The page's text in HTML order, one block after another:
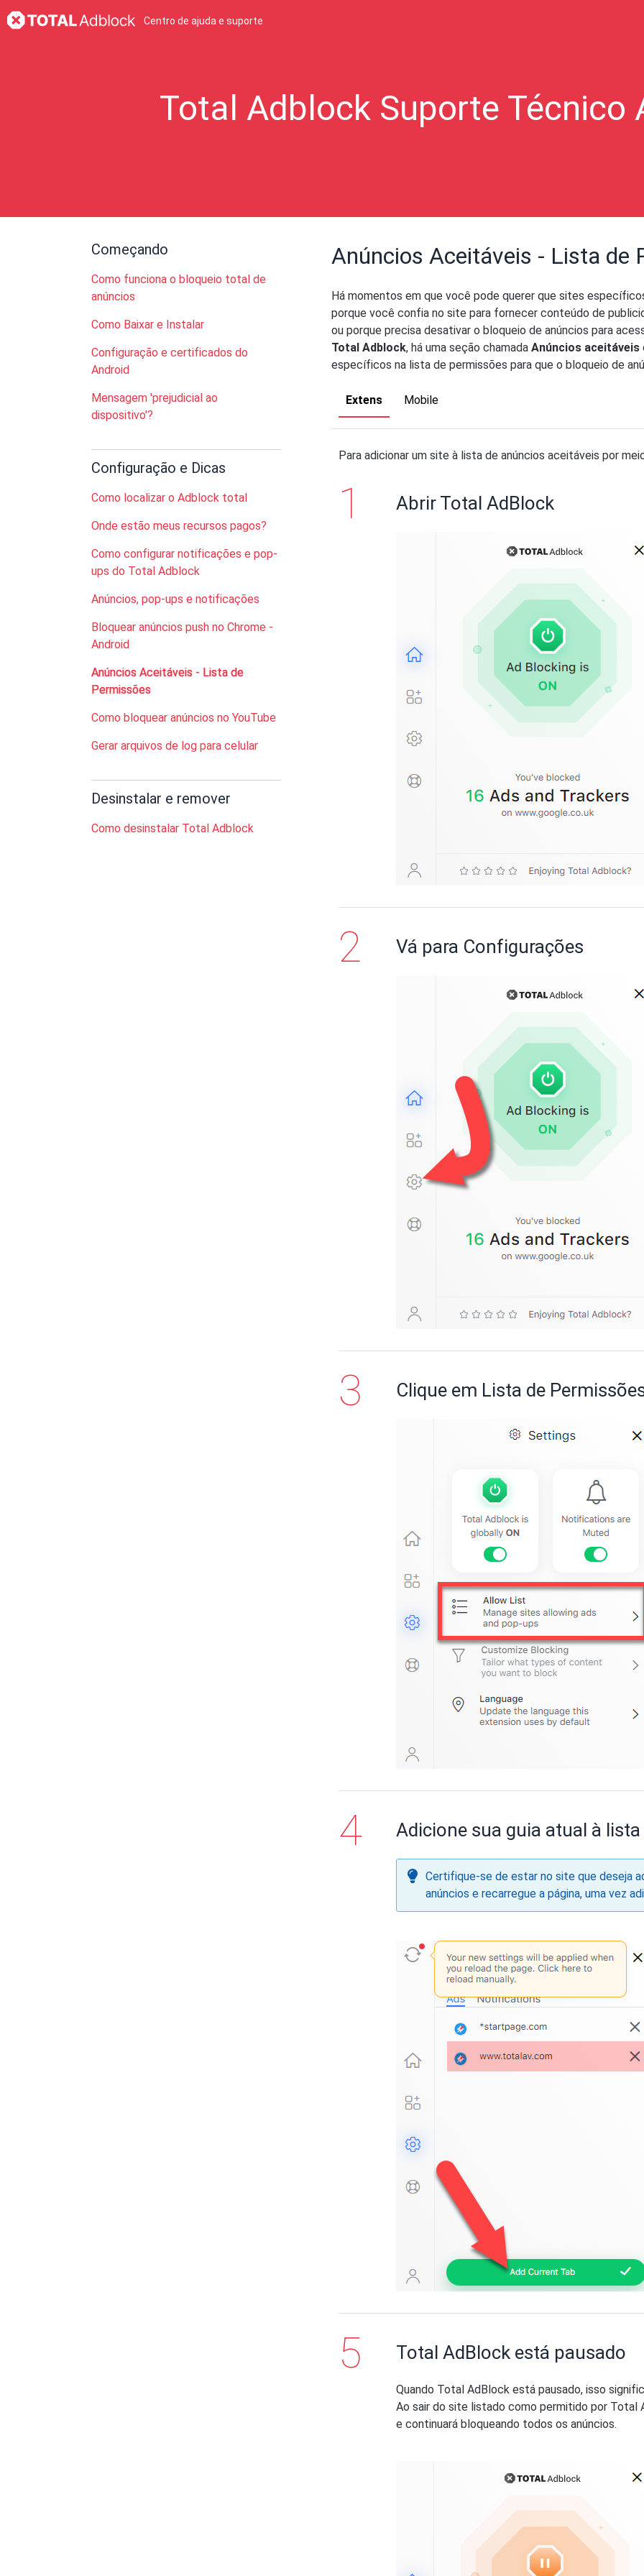
Centro de ajuda e suporte
Total Adblock Suporte Técnico
Começando
Como funciona o bloqueio total de
anúncios
Como Baixar e Instalar
Configuração e certificados do
Android
Mensagem 'prejudicial ao
dispositivo'?
Configuração e Dicas
Como localizar o Adblock total
Onde estão meus recursos pagos?
Como configurar notificações e pop-
ups do Total Adblock
Anúncios, pop-ups e notificações
Bloquear anúncios push no Chrome -
Android
Anúncios Aceitáveis - Lista de
Permissões
Como bloquear anúncios no YouTube
Gerar arquivos de log para celular
Desinstalar e remover
Como desinstalar Total Adblock
Anúncios Aceitáveis - Lista de
Há momentos em que você pode querer que sites
porque você confia no site para fornecer conteúdo de
ou porque precisa desativar o bloqueio de anúncios para
Total Adblock, há uma seção chamadaAnúncios aceitáveis
específicos na lista de permissões para que o bloqueio de
Extens Mobile
Para adicionar um site à lista de anúncios aceitáveis por
Abrir Total AdBlock
Vá para Configurações
Clique em Lista de
Adicione sua guia atual à
Certifique-se de estar no site que deseja
anúncios e recarregue a página, uma vez
Total AdBlock está pausado
Quando Total AdBlock está pausado, isso
Ao sair do site listado como permitido por Total
e continuará bloqueando todos os anúncios.